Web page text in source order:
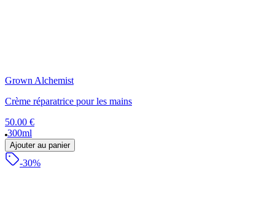
Grown Alchemist
Crème réparatrice pour les mains
50.00 €
300ml
Ajouter au panier
-30%